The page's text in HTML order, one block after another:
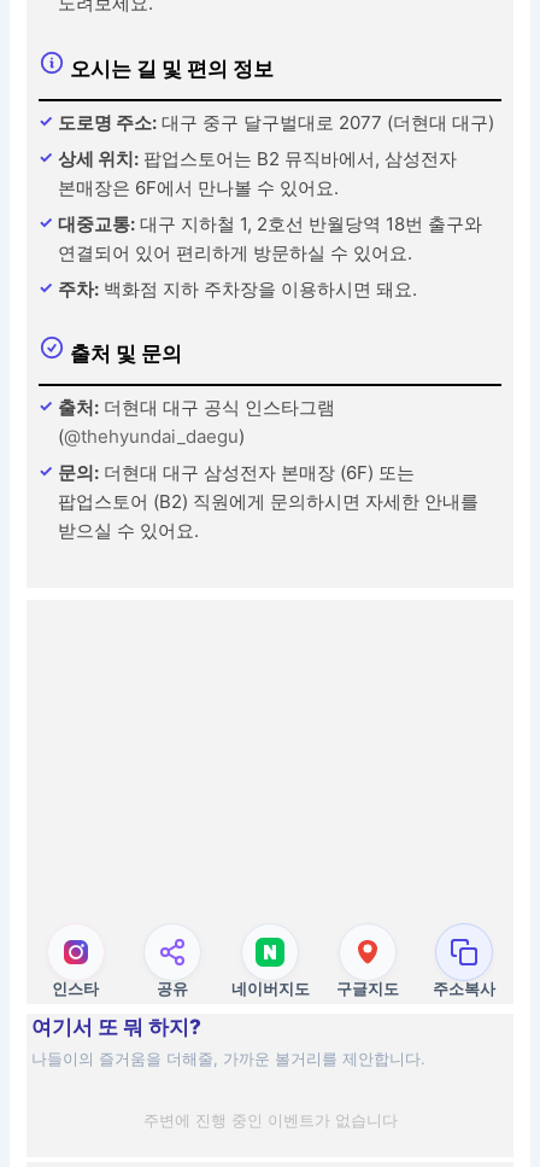
오시는 길 및 편의 정보
도로명 주소: 대구 중구 달구벌대로 2077 (더현대 대구)
상세 위치: 팝업스토어는 B2 뮤직바에서, 삼성전자
본매장은 6F에서 만나볼 수 있어요.
대중교통: 대구 지하철 1, 2호선 반월당역 18번 출구와
연결되어 있어 편리하게 방문하실 수 있어요.
주차: 백화점 지하 주차장을 이용하시면 돼요.
출처 및 문의
출처: 더현대 대구 공식 인스타그램
(@thehyundai_daegu)
문의: 더현대 대구 삼성전자 본매장 (6F) 또는
팝업스토어 (B2) 직원에게 문의하시면 자세한 안내를
받으실 수 있어요.
인스타 공유 네이버지도 구글지도 주소복사
여기서 또 뭐 하지?
나들이의 즐거움을 더해줄, 가까운 볼거리를 제안합니다.
주변에 진행 중인 이벤트가 없습니다